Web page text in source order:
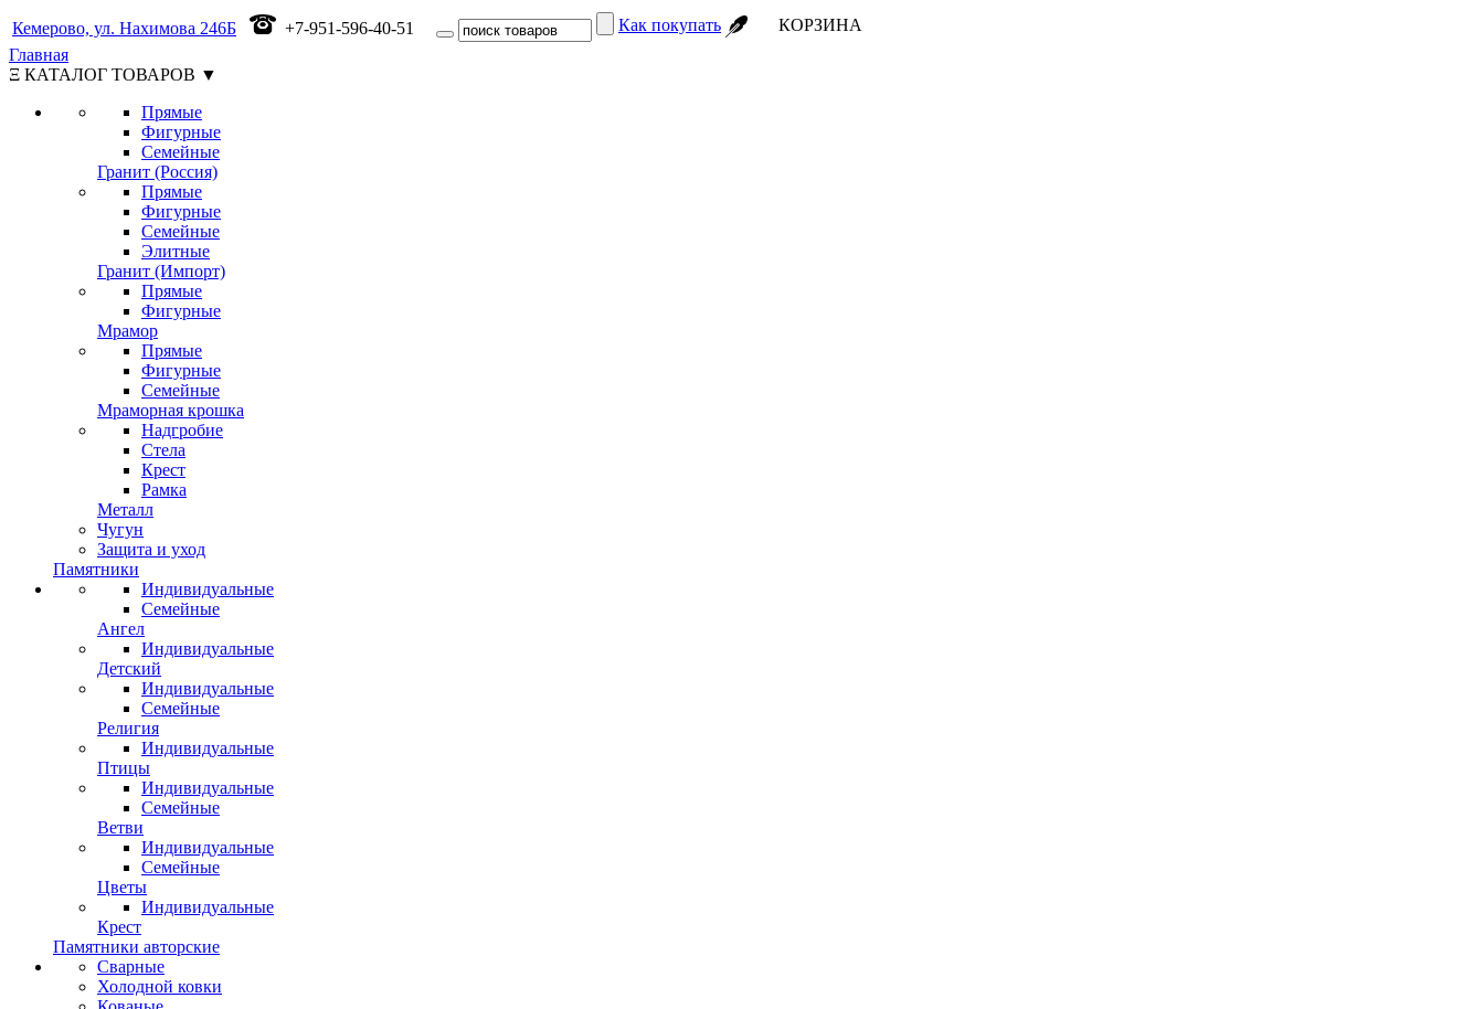
Кемерово, ул. Нахимова 246Б +7-951-596-40-51 Как покупать
КОРЗИНА
Главная
Ξ КАТАЛОГ ТОВАРОВ ▼
Прямые
Фигурные
Семейные
Гранит (Россия)
Прямые
Фигурные
Семейные
Элитные
Гранит (Импорт)
Прямые
Фигурные
Мрамор
Прямые
Фигурные
Семейные
Мраморная крошка
Надгробие
Стела
Крест
Рамка
Металл
Чугун
Защита и уход
Памятники
Индивидуальные
Семейные
Ангел
Индивидуальные
Детский
Индивидуальные
Семейные
Религия
Индивидуальные
Птицы
Индивидуальные
Семейные
Ветви
Индивидуальные
Семейные
Цветы
Индивидуальные
Крест
Памятники авторские
Сварные
Холодной ковки